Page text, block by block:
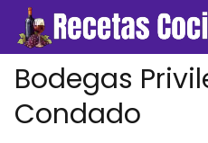
Bodegas
Condado